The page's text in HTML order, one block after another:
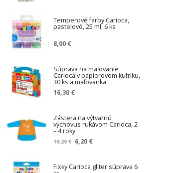
n
a
Temperové farby Carioca,
pastelové, 25 ml, 6 ks
8,00 €
Súprava na maľovanie
Carioca v papierovom kufríku,
30 ks a maľovanka
16,30 €
Zástera na výtvarnú
výchovus rukávom Carioca, 2
– 4 roky
10,20 €
Z
ž
6,20 €
Fixky Carioca gliter súprava 6